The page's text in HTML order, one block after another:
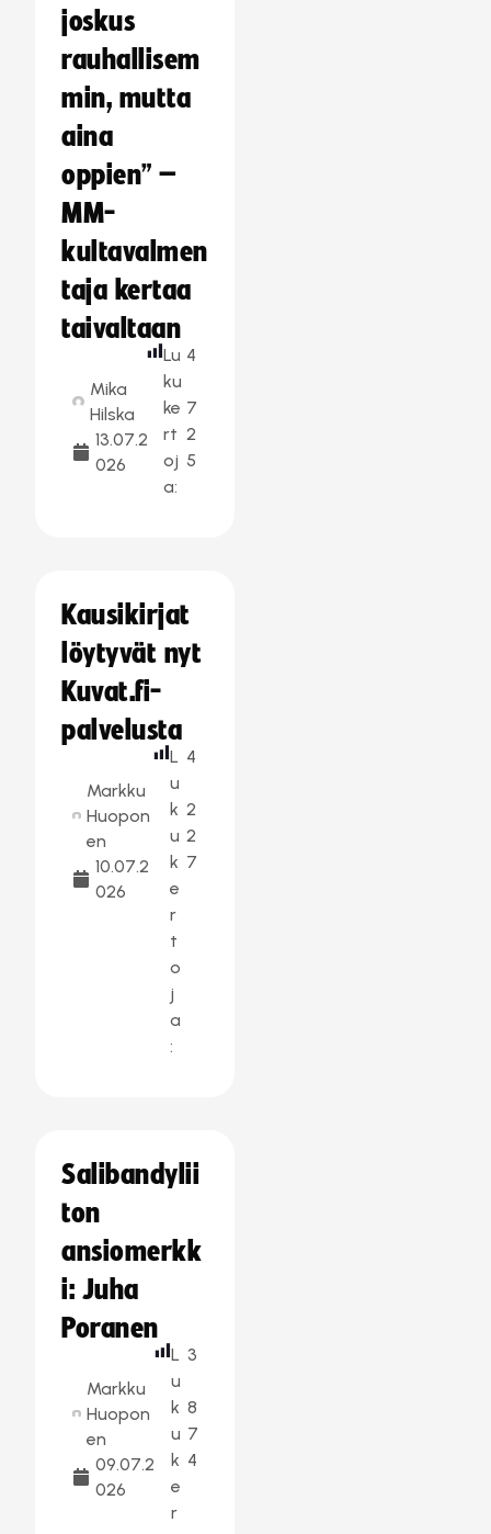
joskus
rauhallisem
min, mutta
aina
oppien” –
MM-
kultavalmen
taja kertaa
taivaltaan
Mika
Hilska
13.07.2
026
Lu
ku
ke
rt
oj
a:
4
7
2
5
Kausikirjat
löytyvät nyt
Kuvat.fi-
palvelusta
Markku
Huopon
en
10.07.2
026
L
u
k
u
k
e
r
t
o
j
a
:
4
2
2
7
Salibandylii
ton
ansiomerkk
i: Juha
Poranen
Markku
Huopon
en
09.07.2
026
L
u
k
u
k
e
r
3
8
7
4